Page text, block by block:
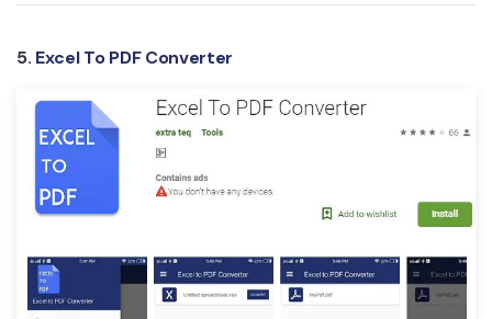
5. Excel To PDF Converter